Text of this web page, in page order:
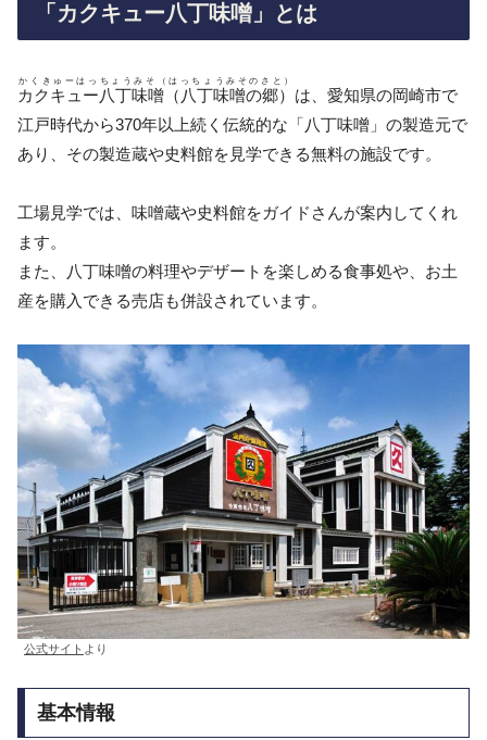
「カクキュー八丁味噌」とは
カクキュー八丁味噌（八丁味噌の郷）
かくきゅーはっちょうみそ（はっちょうみそのさと）
は、愛知県の岡崎市で
江戸時代から370年以上続く伝統的な「八丁味噌」の製造元で
あり、その製造蔵や史料館を見学できる無料の施設です。
工場見学では、味噌蔵や史料館をガイドさんが案内してくれ
ます。
また、八丁味噌の料理やデザートを楽しめる食事処や、お土
産を購入できる売店も併設されています。
公式サイト より
基本情報